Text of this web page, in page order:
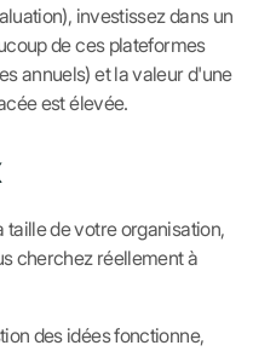
investissez dans un
de ces plateformes
annuels) et la valeur d'une
est élevée.
taille de votre organisation,
cherchez réellement à
des idées fonctionne,